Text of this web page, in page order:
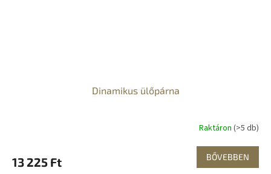
Dinamikus ülőpárna
Raktáron (>5 db)
13 225 Ft BŐVEBBEN